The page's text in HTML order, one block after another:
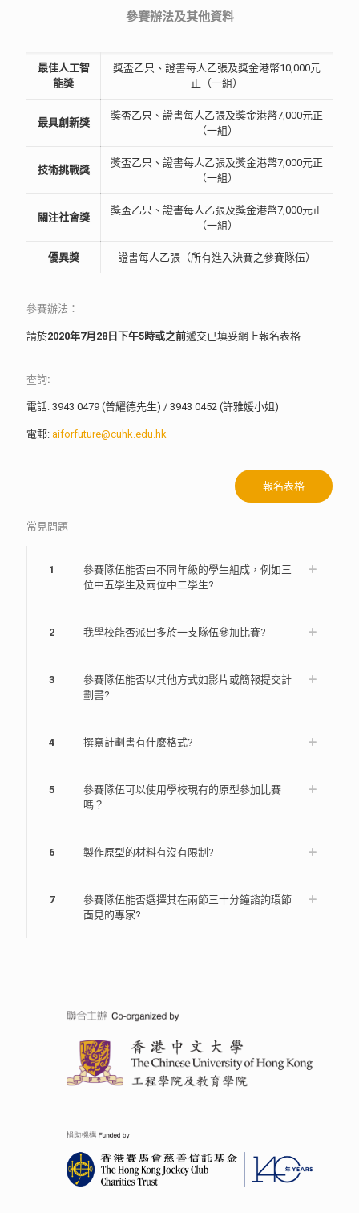
參賽辦法及其他資料
最佳人工智
能獎
獎盃乙只、證書每人乙張及獎金港幣10,000元
正（一組）
最具創新獎
獎盃乙只、證書每人乙張及獎金港幣7,000元正
（一組）
技術挑戰獎
獎盃乙只、證書每人乙張及獎金港幣7,000元正
（一組）
關注社會獎
獎盃乙只、證書每人乙張及獎金港幣7,000元正
（一組）
優異獎 證書每人乙張（所有進入決賽之參賽隊伍）
參賽辦法：
請於2020年7月28日下午5時或之前遞交已填妥網上報名表格
查詢:
電話: 3943 0479 (曾耀德先生) / 3943 0452 (許雅媛小姐)
電郵: aiforfuture@cuhk.edu.hk
報名表格
常見問題
1
參賽隊伍能否由不同年級的學生組成，例如三
位中五學生及兩位中二學生?
2 我學校能否派出多於一支隊伍參加比賽?
3
參賽隊伍能否以其他方式如影片或簡報提交計
劃書?
4 撰寫計劃書有什麼格式?
5
參賽隊伍可以使用學校現有的原型參加比賽
嗎？
6 製作原型的材料有沒有限制?
7
參賽隊伍能否選擇其在兩節三十分鐘諮詢環節
面見的專家?